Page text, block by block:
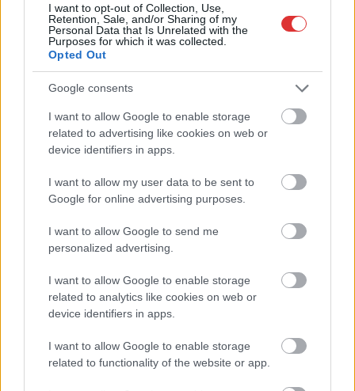
I want to opt-out of Collection, Use,
Retention, Sale, and/or Sharing of my
Personal Data that Is Unrelated with the
Purposes for which it was collected.
Opted Out
Google consents
I want to allow Google to enable storage
related to advertising like cookies on web or
device identifiers in apps.
I want to allow my user data to be sent to
Google for online advertising purposes.
I want to allow Google to send me
personalized advertising.
I want to allow Google to enable storage
related to analytics like cookies on web or
device identifiers in apps.
I want to allow Google to enable storage
related to functionality of the website or app.
Magyarország ajánlott ,állásfoglalás ,helyjegy hivatalos,
Jászkunság,kötelező,